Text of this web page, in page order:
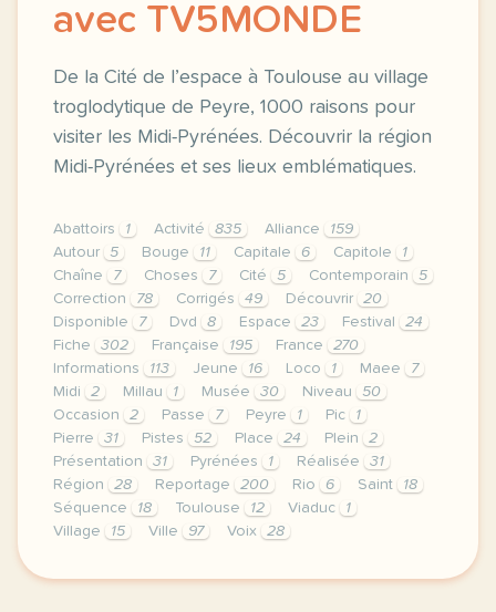
avec TV5MONDE
De la Cité de l’espace à Toulouse au village
troglodytique de Peyre, 1000 raisons pour
visiter les Midi-Pyrénées. Découvrir la région
Midi-Pyrénées et ses lieux emblématiques.
Abattoirs 1 Activité 835 Alliance
159
Autour
5 Bouge 11 Capitale 6 Capitole
1
Chaîne
7 Choses 7 Cité 5 Contemporain
5
Correction
78 Corrigés 49 Découvrir
20
Disponible
7 Dvd 8 Espace 23 Festival
24
Fiche
302 Française 195 France
270
Informations
113 Jeune 16 Loco 1 Maee
7
Midi
2 Millau 1 Musée 30 Niveau
50
Occasion
2 Passe 7 Peyre 1 Pic
1
Pierre
31 Pistes 52 Place 24 Plein
2
Présentation
31 Pyrénées 1 Réalisée
31
Région
28 Reportage 200 Rio 6 Saint
18
Séquence
18 Toulouse 12 Viaduc
1
Village
15 Ville 97 Voix 28
le respect de votre vie privee est une priorite